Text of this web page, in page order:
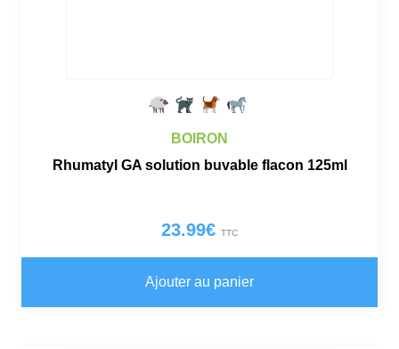
BOIRON
Rhumatyl GA solution buvable flacon 125ml
23.99€ TTC
Ajouter au panier